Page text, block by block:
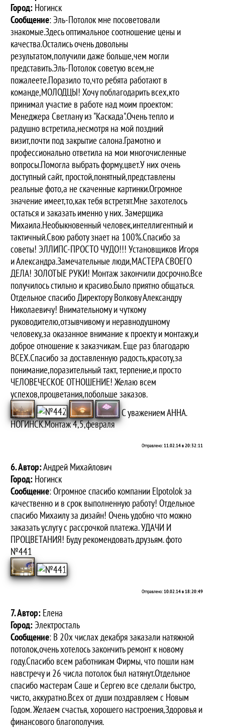
Город: Ногинск
Сообщение: Эль-Потолок мне посоветовали
знакомые.Здесь оптимальное соотношение цены и
качества.Остались очень довольны
результатом,получили даже больше,чем могли
представить.Эль-Потолок советую всем,не
пожалеете.Поразило то,что ребята работают в
команде,МОЛОДЦЫ! Хочу поблагодарить всех,кто
принимал участие в работе над моим проектом:
Менеджера Светлану из "Каскада".Очень тепло и
радушно встретила,несмотря на мой поздний
визит,почти под закрытие салона.Грамотно и
профессионально ответила на мои многочисленные
вопросы.Помогла выбрать форму,цвет.У них очень
доступный сайт, простой,понятный,представлены
реальные фото,а не скаченные картинки.Огромное
значение имеет,то,как тебя встретят.Мне захотелось
остаться и заказать именно у них. Замерщика
Михаила.Необыкновенный человек,интеллигентный и
тактичный.Свою работу знает на 100%.Спасибо за
советы! ЭЛЛИПС-ПРОСТО ЧУДО!!! Установщиков Игоря
и Александра.Замечательные люди,МАСТЕРА СВОЕГО
ДЕЛА! ЗОЛОТЫЕ РУКИ! Монтаж закончили досрочно.Все
получилось стильно и красиво.Было приятно общаться.
Отдельное спасибо Директору Волкову Александру
Николаевичу! Внимательному и чуткому
руководителю,отзывчивому и неравнодушному
человеку,за оказанное внимание к проекту и монтажу,и
доброе отношение к заказчикам. Еще раз благодарю
ВСЕХ.Спасибо за доставленную радость,красоту,за
понимание,поразительный такт, терпение,и просто
ЧЕЛОВЕЧЕСКОЕ ОТНОШЕНИЕ! Желаю всем
успехов,процветания,побольше заказов.
С уважением АННА.
НОГИНСК.Монтаж 4,5,февраля
Отправлено:11.02.14 в 20:32:11
6. Автор:Андрей Михайлович
Город: Ногинск
Сообщение: Огромное спасибо компании Elpotolok за
качественно и в срок выполненную работу! Отдельное
спасибо Михаилу за дизайн! Очень удобно что можно
заказать услугу с рассрочкой платежа. УДАЧИ И
ПРОЦВЕТАНИЯ! Буду рекомендовать друзьям. фото
№441
Отправлено:10.02.14 в 18:20:49
7. Автор: Елена
Город:Электросталь
Сообщение: В 20х числах декабря заказали натяжной
потолок,очень хотелось закончить ремонт к новому
году.Спасибо всем работникам Фирмы, что пошли нам
навстречу и 26 числа потолок был натянут.Отдельное
спасибо мастерам Саше и Сергею все сделали быстро,
чисто, аккуратно.Всех от души поздравляем с Новым
Годом. Желаем счастья, хорошего настроения,Здоровья и
финансового благополучия.